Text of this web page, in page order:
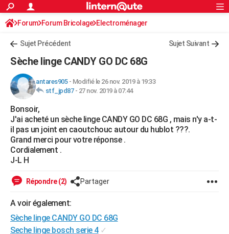
ACTUALITÉS
Politique
Société
Faits Divers
Education
Monde
Villes
+
FINANCE
Retraite
Impôts
Epargne
Immobilier
Risques naturels par ville
Banque
Assurance
Crédit
AUTO
Essais
Réserver un essai
Citadines
Berlines
SUV
Forum auto
+HIGH-TECH
Mobiles
Meilleur smartphone
Internet
Ordinateurs
Jeux vidéo
Guide high-tech
+BRICOLAGE
Forum
Aménagement intérieur
Extérieur
Cuisine
Salle de bains
Jardinage
Rangement
WEEK-END
Guides de France
Escapades
Patrimoine
Expositions
Musées
Week-end nature
LIFESTYLE
SANTE
Alimentation
Guide de la santé
Maladies
Médicaments
Sommeil
VOYAGE
S'inscrire
Connexion
Forum Forum Bricolage Electroménager
Sujet Précédent Sujet Suivant
Sèche linge CANDY GO DC 68G
antares905- Modifié le 26 nov. 2019 à 19:33
stf_jpd87- 27 nov. 2019 à 07:44
Bonsoir,
J'ai acheté un sèche linge CANDY GO DC 68G , mais n'y a-t-
il pas un joint en caoutchouc autour du hublot ???.
Grand merci pour votre réponse .
Cordialement .
J-L H
Répondre (2) Partager
A voir également:
Sèche linge CANDY GO DC 68G
Seche linge bosch serie 4 ✓